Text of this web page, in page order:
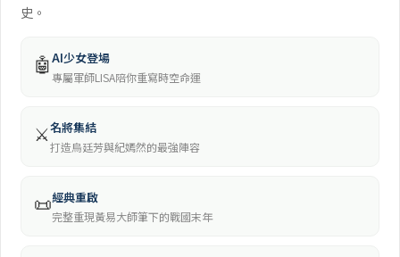
史。
🤖AI少女登場
專屬軍師LISA陪你重寫時空命運
⚔️名將集結
打造烏廷芳與紀嫣然的最強陣容
📜經典重啟
完整重現黃易大師筆下的戰國末年